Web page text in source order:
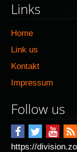
Links
Home
Link us
Kontakt
Impressum
Follow us
https://